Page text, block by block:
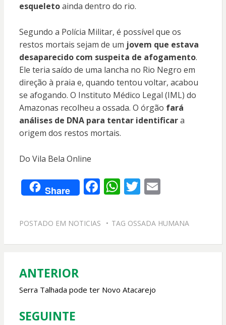
esqueletoainda dentro do rio.
Segundo a Polícia Militar, é possível que os
restos mortais sejam de um jovem que estava
desaparecido com suspeita de afogamento.
Ele teria saído de uma lancha no Rio Negro em
direção à praia e, quando tentou voltar, acabou
se afogando. O Instituto Médico Legal (IML) do
Amazonas recolheu a ossada. O órgão fará
análises de DNA para tentar identificara
origem dos restos mortais.
Do Vila Bela Online
Share F
e
o
k
W
at
A
p
T
itt
E
ai
POSTADO EM NOTICIAS TAG OSSADA HUMANA
Navegação
de
Post
ANTERIOR
Serra Talhada pode ter Novo Atacarejo
SEGUINTE